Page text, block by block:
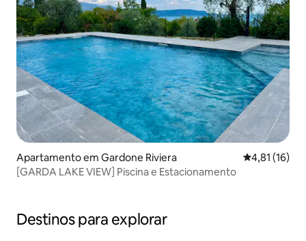
Apartamento em Gardone Riviera
4,81 (16)
[GARDA LAKE VIEW] Piscina e Estacionamento
Destinos para explorar